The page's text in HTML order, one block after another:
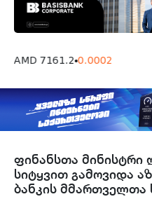
AMD 7161.2 0.0002
ფინანსთა მინისტრი
სიტყვით გამოვიდა
ბანკის მმართველთა